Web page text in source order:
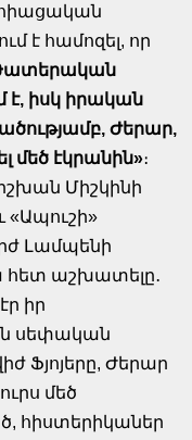
հիացական
է համոզել, որ
է, իսկ իրական
Ժերար,
մեծ էկրանին»։
Միշկինի
«Ապուշի»
Լամպենի
հետ աշխատելը․
իր
սեփական
Ֆյոյերը, Ժերար
մեծ
հիստերիկաներ